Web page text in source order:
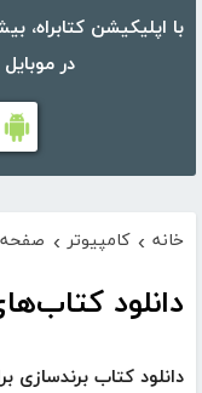
در
خانه › کامپیوتر › صفحه ۳
دانلود
دانلود کتاب برندسازی